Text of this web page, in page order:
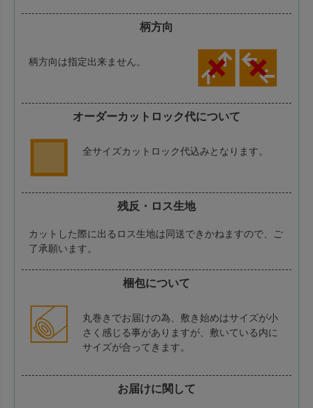
柄方向
柄方向は指定出来ません。
オーダーカットロック代について
全サイズカットロック代込みとなります。
残反・ロス生地
カットした際に出るロス生地は同送できかねますので、ご
了承願います。
梱包について
丸巻きでお届けの為、敷き始めはサイズが小
さく感じる事がありますが、敷いている内に
サイズが合ってきます。
お届けに関して